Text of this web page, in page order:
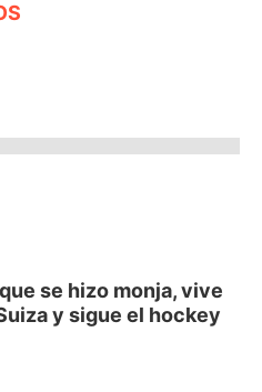
se hizo monja, vive
y sigue el hockey